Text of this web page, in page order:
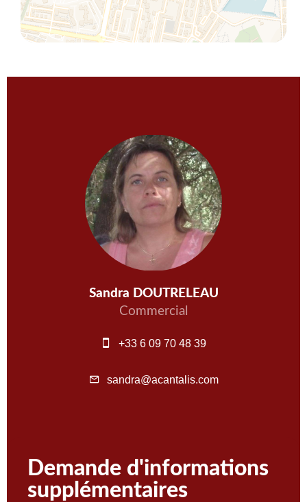
Sandra DOUTRELEAU
Commercial
+33 6 09 70 48 39
sandra@acantalis.com
Demande d'informations
supplémentaires